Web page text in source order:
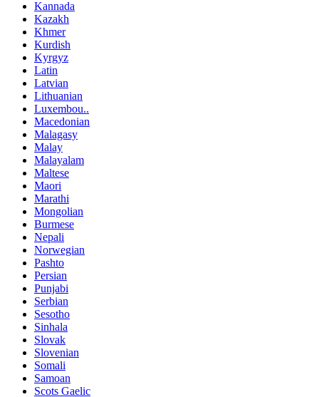
Kannada
Kazakh
Khmer
Kurdish
Kyrgyz
Latin
Latvian
Lithuanian
Luxembou..
Macedonian
Malagasy
Malay
Malayalam
Maltese
Maori
Marathi
Mongolian
Burmese
Nepali
Norwegian
Pashto
Persian
Punjabi
Serbian
Sesotho
Sinhala
Slovak
Slovenian
Somali
Samoan
Scots Gaelic